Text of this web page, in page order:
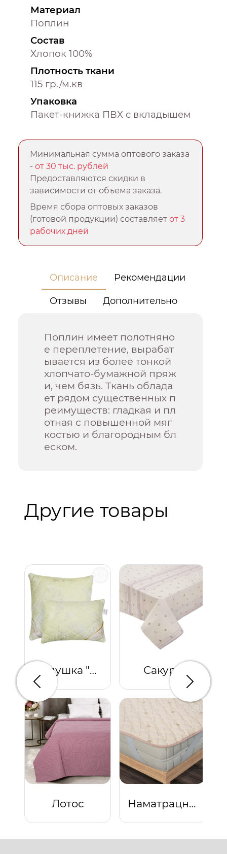
Материал
Поплин
Состав
Хлопок 100%
Плотность ткани
115 гр./м.кв
Упаковка
Пакет-книжка ПВХ с вкладышем
Минимальная сумма оптового заказа
-от 30 тыс. рублей
Предоставляются скидки в
зависимости от объема заказа.
Время сбора оптовых заказов
(готовой продукции) составляетот 3
рабочих дней
Описание Рекомендации
Отзывы Дополнительно
Поплин имеет полотняно
е переплетение, вырабат
ывается из более тонкой
хлопчато-бумажной пряж
и, чем бязь. Ткань облада
ет рядом существенных п
реимуществ: гладкая и пл
отная с повышенной мяг
костью и благородным бл
еском.
Другие товары
Подушка "Кашемир" Сакура
Лотос Наматрацник "Шерсть"
Предыдущий